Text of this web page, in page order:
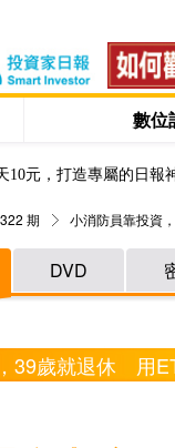
數位
10元，打造專屬的日報
期 小消防員靠投資
DVD
39歲就退休 用